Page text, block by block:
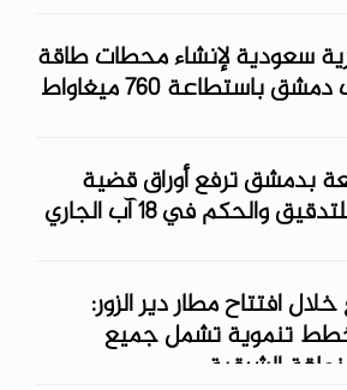
سعودية لإنشاء محطات طاقة
باستطاعة 760 ميغاواط
بدمشق ترفع أوراق قضية
والحكم في 18 آب الجاري
افتتاح مطار دير الزور:
تنموية تشمل جميع
الشرقية